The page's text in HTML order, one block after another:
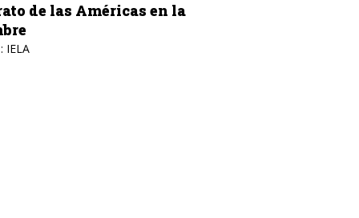
de las Américas en la
IELA